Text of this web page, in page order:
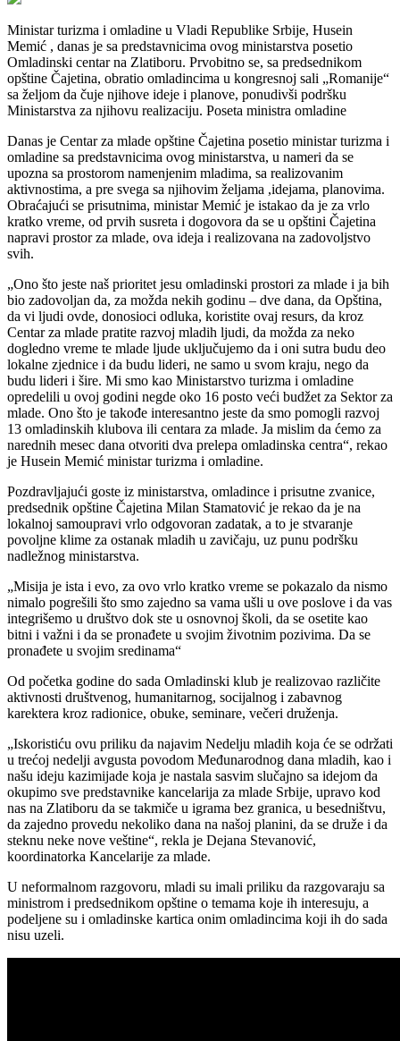
Ministar turizma i omladine u Vladi Republike Srbije, Husein
Memić , danas je sa predstavnicima ovog ministarstva posetio
Omladinski centar na Zlatiboru. Prvobitno se, sa predsednikom
opštine Čajetina, obratio omladincima u kongresnoj sali „Romanije“
sa željom da čuje njihove ideje i planove, ponudivši podršku
Ministarstva za njihovu realizaciju. Poseta ministra omladine
Danas je Centar za mlade opštine Čajetina posetio ministar turizma i
omladine sa predstavnicima ovog ministarstva, u nameri da se
upozna sa prostorom namenjenim mladima, sa realizovanim
aktivnostima, a pre svega sa njihovim željama ,idejama, planovima.
Obraćajući se prisutnima, ministar Memić je istakao da je za vrlo
kratko vreme, od prvih susreta i dogovora da se u opštini Čajetina
napravi prostor za mlade, ova ideja i realizovana na zadovoljstvo
svih.
„Ono što jeste naš prioritet jesu omladinski prostori za mlade i ja bih
bio zadovoljan da, za možda nekih godinu – dve dana, da Opština,
da vi ljudi ovde, donosioci odluka, koristite ovaj resurs, da kroz
Centar za mlade pratite razvoj mladih ljudi, da možda za neko
dogledno vreme te mlade ljude uključujemo da i oni sutra budu deo
lokalne zjednice i da budu lideri, ne samo u svom kraju, nego da
budu lideri i šire. Mi smo kao Ministarstvo turizma i omladine
opredelili u ovoj godini negde oko 16 posto veći budžet za Sektor za
mlade. Ono što je takođe interesantno jeste da smo pomogli razvoj
13 omladinskih klubova ili centara za mlade. Ja mislim da ćemo za
narednih mesec dana otvoriti dva prelepa omladinska centra“, rekao
je Husein Memić ministar turizma i omladine.
Pozdravljajući goste iz ministarstva, omladince i prisutne zvanice,
predsednik opštine Čajetina Milan Stamatović je rekao da je na
lokalnoj samoupravi vrlo odgovoran zadatak, a to je stvaranje
povoljne klime za ostanak mladih u zavičaju, uz punu podršku
nadležnog ministarstva.
„Misija je ista i evo, za ovo vrlo kratko vreme se pokazalo da nismo
nimalo pogrešili što smo zajedno sa vama ušli u ove poslove i da vas
integrišemo u društvo dok ste u osnovnoj školi, da se osetite kao
bitni i važni i da se pronađete u svojim životnim pozivima. Da se
pronađete u svojim sredinama“
Od početka godine do sada Omladinski klub je realizovao različite
aktivnosti društvenog, humanitarnog, socijalnog i zabavnog
karektera kroz radionice, obuke, seminare, večeri druženja.
„Iskoristiću ovu priliku da najavim Nedelju mladih koja će se održati
u trećoj nedelji avgusta povodom Međunarodnog dana mladih, kao i
našu ideju kazimijade koja je nastala sasvim slučajno sa idejom da
okupimo sve predstavnike kancelarija za mlade Srbije, upravo kod
nas na Zlatiboru da se takmiče u igrama bez granica, u besedništvu,
da zajedno provedu nekoliko dana na našoj planini, da se druže i da
steknu neke nove veštine“, rekla je Dejana Stevanović,
koordinatorka Kancelarije za mlade.
U neformalnom razgovoru, mladi su imali priliku da razgovaraju sa
ministrom i predsednikom opštine o temama koje ih interesuju, a
podeljene su i omladinske kartica onim omladincima koji ih do sada
nisu uzeli.